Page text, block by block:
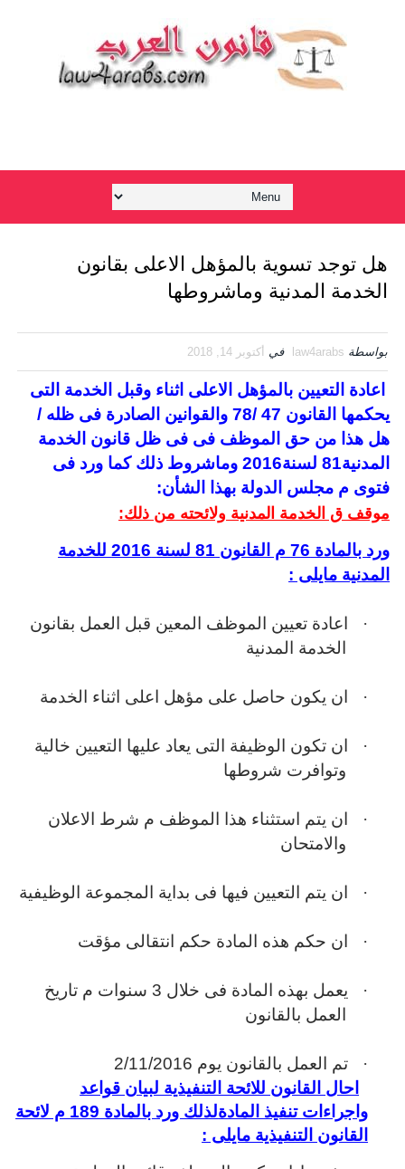
هل توجد تسوية بالمؤهل الاعلى بقانون
الخدمة المدنية وماشروطها
بواسطة law4arabs في أكتوبر 14, 2018
اعادة التعيين بالمؤهل الاعلى اثناء وقبل الخدمة التى
يحكمها القانون 47 /78 والقوانين الصادرة فى ظله /
هل هذا من حق الموظف فى فى ظل قانون الخدمة
المدنية81 لسنة2016 وماشروط ذلك كما ورد فى
فتوى م مجلس الدولة بهذا الشأن:
موقف ق الخدمة المدنية ولائحته من ذلك:
ورد بالمادة 76 م القانون 81 لسنة 2016 للخدمة
المدنية مايلى :
·
اعادة تعيين الموظف المعين قبل العمل بقانون
الخدمة المدنية
· ان يكون حاصل على مؤهل اعلى اثناء الخدمة
·
ان تكون الوظيفة التى يعاد عليها التعيين خالية
وتوافرت شروطها
·
ان يتم استثناء هذا الموظف م شرط الاعلان
والامتحان
· ان يتم التعيين فيها فى بداية المجموعة الوظيفية
· ان حكم هذه المادة حكم انتقالى مؤقت
·
يعمل بهذه المادة فى خلال 3 سنوات م تاريخ
العمل بالقانون
·
تم العمل بالقانون يوم 2/11/2016
احال القانون للائحة التنفيذية لبيان قواعد
واجراءات تنفيذ المادة
لذلك ورد بالمادة 189 م لائحة
القانون التنفيذية مايلى :